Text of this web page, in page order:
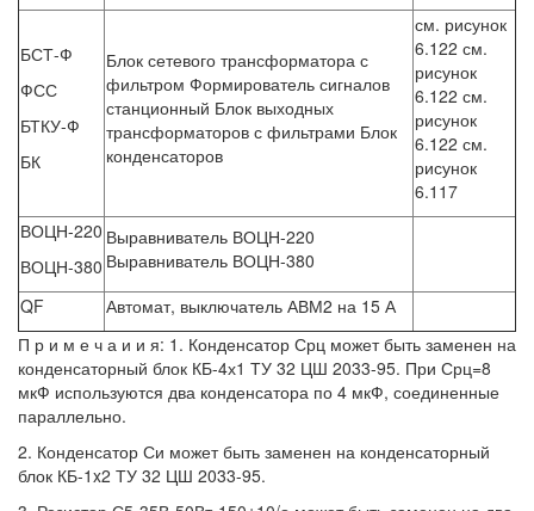
БСТ-Ф
ФСС
БТКУ-Ф
БК
Блок сетевого трансформатора с
фильтром Формирователь сигналов
станционный Блок выходных
трансформаторов с фильтрами Блок
конденсаторов
см. рисунок
6.122 см.
рисунок
6.122 см.
рисунок
6.122 см.
рисунок
6.117
ВОЦН-220
ВОЦН-380
Выравниватель ВОЦН-220
Выравниватель ВОЦН-380
QF
Автомат, выключатель АВМ2 на 15 А
П р и м е ч а и и я: 1. Конденсатор Срц может быть заменен на
конденсаторный блок КБ-4х1 ТУ 32 ЦШ 2033-95. При Срц=8
мкФ используются два конденсатора по 4 мкФ, соединенные
параллельно.
2. Конденсатор Си может быть заменен на конденсаторный
блок КБ-1x2 ТУ 32 ЦШ 2033-95.